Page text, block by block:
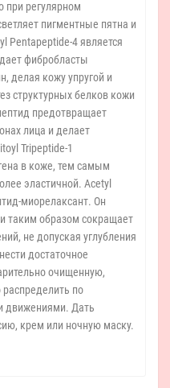
при регулярном
пигментные пятна и
Pentapeptide-4 является
фибробласты
делая кожу упругой и
структурных белков кожи
предотвращает
лица и делает
Tripeptide-1
в коже, тем самым
эластичной. Acetyl
миорелаксант. Он
таким образом сокращает
не допуская углубления
достаточное
очищенную,
по
движениями. Дать
крем или ночную маску.